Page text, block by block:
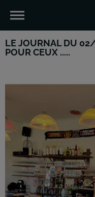
LE JOURNAL DU
POUR CEUX .....